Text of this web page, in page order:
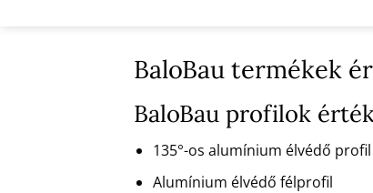
BaloBau termékek
BaloBau profilok
135°-os alumínium élvédő
Alumínium élvédő félprofil